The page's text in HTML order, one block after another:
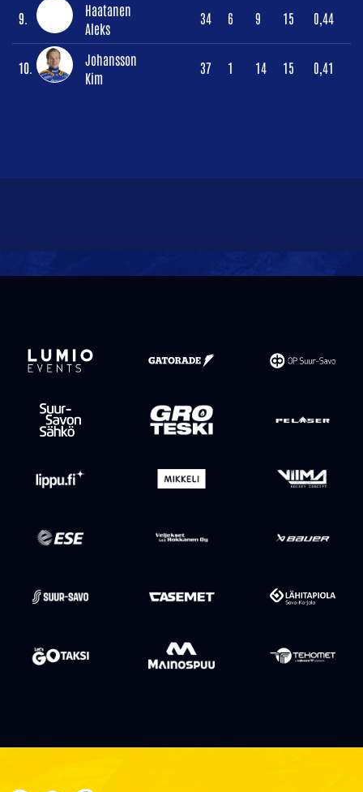
9.
Haatanen
Aleks
34 6 9 15 0,44
10.
Johansson
Kim
37 1 14 15 0,41